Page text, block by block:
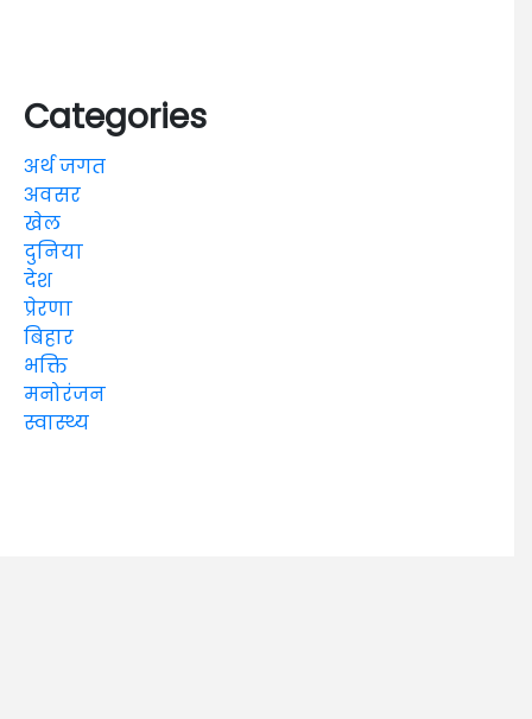
Categories
अर्थ जगत
अवसर
खेल
दुनिया
देश
प्रेरणा
बिहार
भक्ति
मनोरंजन
स्वास्थ्य